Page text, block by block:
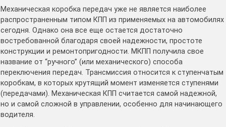
Механическая коробка передач уже не является наиболее
распространенным типом КПП из применяемых на автомобилях
сегодня. Однако она все еще остается достаточно
востребованной благодаря своей надежности, простоте
конструкции и ремонтопригодности. МКПП получила свое
название от “ручного” (или механического) способа
переключения передач. Трансмиссия относится к ступенчатым
коробкам, в которых крутящий момент изменяется ступенями
(передачами). Механическая КПП считается самой надежной,
но и самой сложной в управлении, особенно для начинающего
водителя.